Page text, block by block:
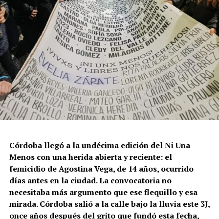
Córdoba llegó a la undécima edición del Ni Una
Menos con una herida abierta y reciente: el
femicidio de Agostina Vega, de 14 años, ocurrido
días antes en la ciudad. La convocatoria no
necesitaba más argumento que ese flequillo y esa
mirada. Córdoba salió a la calle bajo la lluvia este 3J,
once años después del grito que fundó esta fecha,